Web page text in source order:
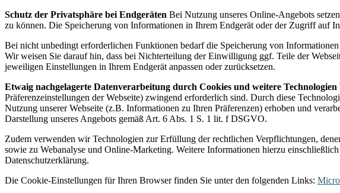
Schutz der Privatsphäre bei Endgeräten Bei Nutzung unseres Online-Angebots
zu können. Die Speicherung von Informationen in Ihrem Endgerät oder der Zugriff auf
Bei nicht unbedingt erforderlichen Funktionen bedarf die Speicherung von
Wir weisen Sie darauf hin, dass bei Nichterteilung der Einwilligung ggf. Teile der
jeweiligen Einstellungen in Ihrem Endgerät anpassen oder zurücksetzen.
Etwaig nachgelagerte Datenverarbeitung durch Cookies und weitere Technologien
Präferenzeinstellungen der Webseite) zwingend erforderlich sind. Durch diese
Nutzung unserer Webseite (z.B. Informationen zu Ihren Präferenzen) erhoben und
Darstellung unseres Angebots gemäß Art. 6 Abs. 1 S. 1 lit. f DSGVO.
Zudem verwenden wir Technologien zur Erfüllung der rechtlichen Verpflichtungen,
sowie zu Webanalyse und Online-Marketing. Weitere Informationen hierzu
Datenschutzerklärung.
Die Cookie-Einstellungen für Ihren Browser finden Sie unter den folgenden Links: